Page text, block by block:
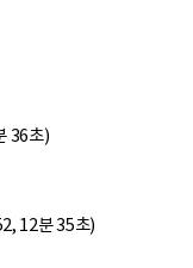
36초)
12분 35초)